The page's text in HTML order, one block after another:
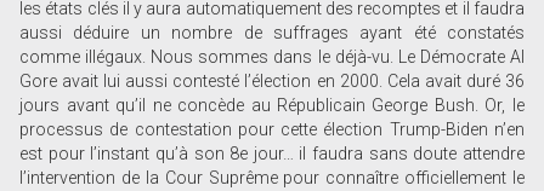
les états clés il y aura automatiquement des recomptes et il faudra
aussi déduire un nombre de suffrages ayant été constatés
comme illégaux. Nous sommes dans le déjà-vu. Le Démocrate Al
Gore avait lui aussi contesté l’élection en 2000. Cela avait duré 36
jours avant qu’il ne concède au Républicain George Bush. Or, le
processus de contestation pour cette élection Trump-Biden n’en
est pour l’instant qu’à son 8e jour… il faudra sans doute attendre
l’intervention de la Cour Suprême pour connaître officiellement le